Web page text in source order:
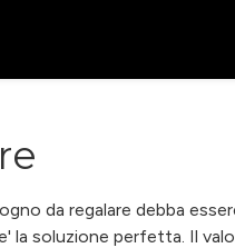
da regalare debba
la soluzione perfetta. Il